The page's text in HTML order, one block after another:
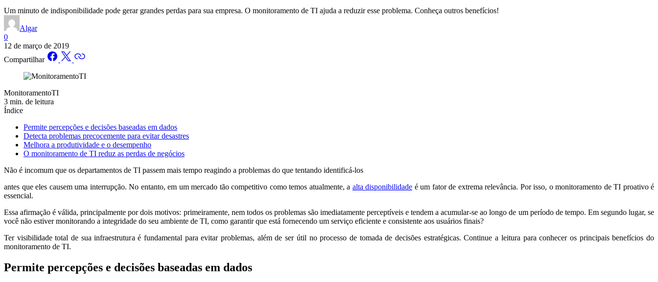
Um minuto de indisponibilidade pode gerar grandes perdas para sua empresa. O monitoramento de TI ajuda a reduzir esse problema. Conheça outros benefícios!
Algar
0
12 de março de 2019
Compartilhar
MonitoramentoTI
3 min. de leitura
Índice
Permite percepções e decisões baseadas em dados
Detecta problemas precocemente para evitar desastres
Melhora a produtividade e o desempenho
O monitoramento de TI reduz as perdas de negócios
Não é incomum que os departamentos de TI passem mais tempo reagindo a problemas do que tentando identificá-los
antes que eles causem uma interrupção. No entanto, em um mercado tão competitivo como temos atualmente, a alta disponibilidade é um fator de extrema relevância. Por isso, o monitoramento de TI proativo é
essencial.
Essa afirmação é válida, principalmente por dois motivos: primeiramente, nem todos os problemas são imediatamente perceptíveis e tendem a acumular-se ao longo de um período de tempo. Em segundo lugar, se
você não estiver monitorando a integridade do seu ambiente de TI, como garantir que está fornecendo um serviço eficiente e consistente aos usuários finais?
Ter visibilidade total de sua infraestrutura é fundamental para evitar problemas, além de ser útil no processo de tomada de decisões estratégicas. Continue a leitura para conhecer os principais benefícios do
monitoramento de TI.
Permite percepções e decisões baseadas em dados